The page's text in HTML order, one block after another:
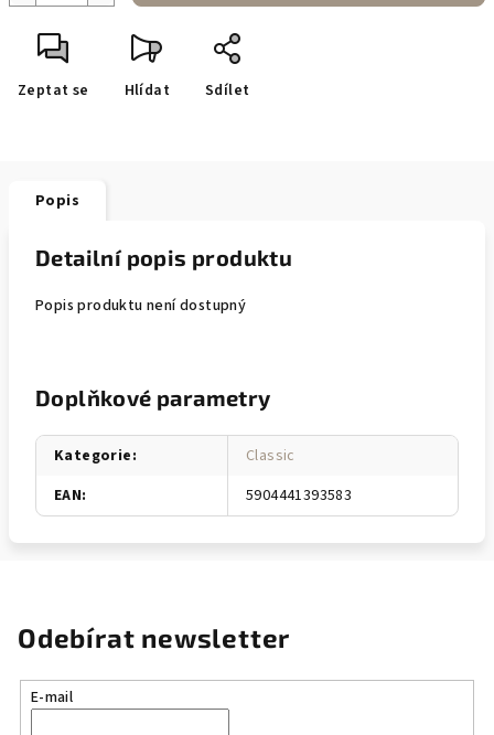
Zeptat se Hlídat Sdílet
Popis
Detailní popis produktu
Popis produktu není dostupný
Doplňkové parametry
Kategorie:
Classic
EAN: 5904441393583
Odebírat newsletter
E-mail